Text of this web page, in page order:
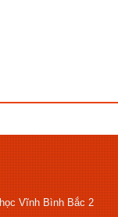
Vĩnh Bình Bắc 2